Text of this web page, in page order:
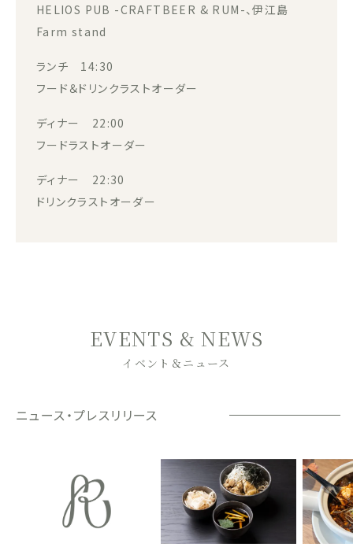
HELIOS PUB -CRAFTBEER & RUM-、伊江島
Farm stand
ランチ 14:30
フード＆ドリンクラストオーダー
ディナー 22:00
フードラストオーダー
ディナー 22:30
ドリンクラストオーダー
EVENTS & NEWS
イベント＆ニュース
ニュース・プレスリリース